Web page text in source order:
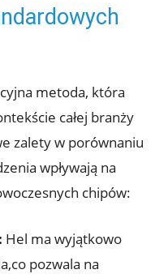
metoda, która
całej branży
zalety w porównaniu
wpływają na
chipów:
Hel ma⁤ wyjątkowo
pozwala na‍